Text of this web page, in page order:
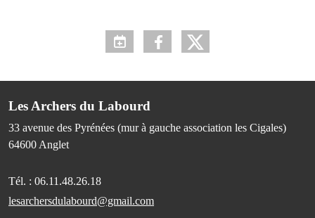
Les Archers du Labourd
33 avenue des Pyrénées (mur à gauche association les Cigales)
64600 Anglet
Tél. : 06.11.48.26.18
lesarchersdulabourd@gmail.com